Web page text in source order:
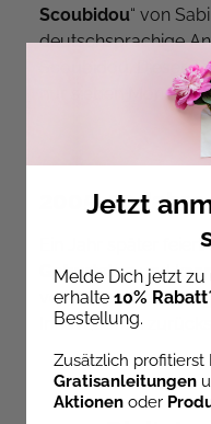
Scoubidou“ von
deutschsprachige
Scoubidou. Dieser
nur sieben Monaten
2005: 50
Ein Jahr später
Geburtstagund
voller kreativer
Innovationen
Jetzt
Melde Dich jetzt
erhalte 10% Rabatt
Bestellung.
Zusätzlich
Gratisanleitungen
Aktionen oder